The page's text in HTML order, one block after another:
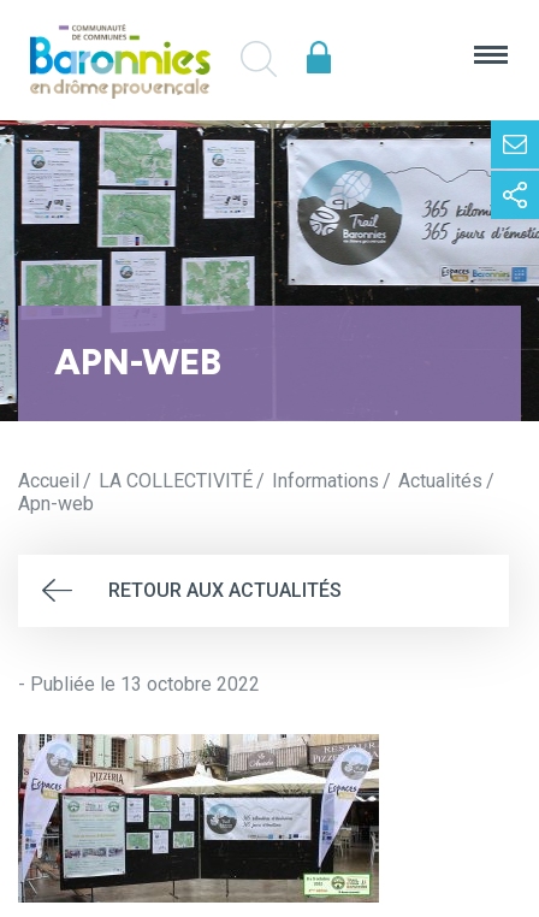
APN-WEB
Accueil LA COLLECTIVITÉ Informations
Actualités
Apn-web
RETOUR AUX ACTUALITÉS
- Publiée le 13 octobre 2022